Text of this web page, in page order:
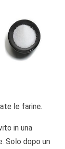
le farine.
in una
Solo dopo un